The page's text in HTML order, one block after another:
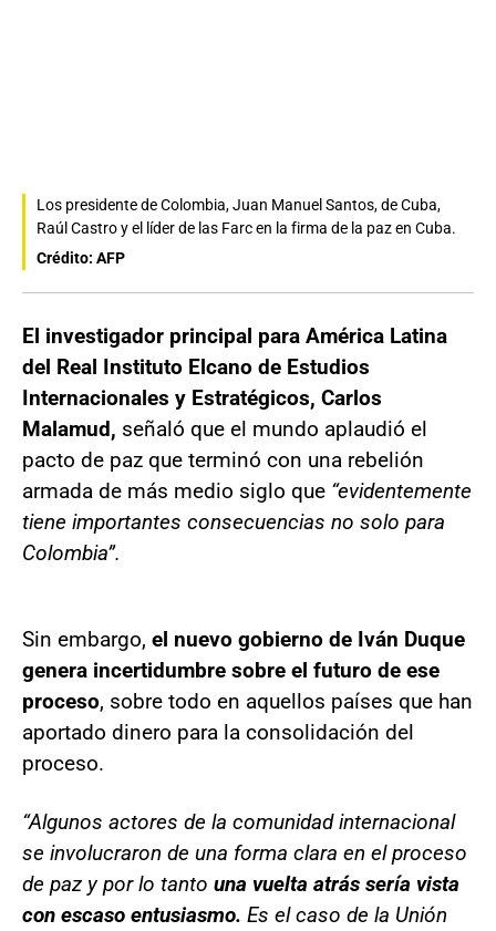
Los presidente de Colombia, Juan Manuel Santos, de Cuba,
Raúl Castro y el líder de las Farc en la firma de la paz en Cuba.
Crédito: AFP
El investigador principal para América Latina
del Real Instituto Elcano de Estudios
Internacionales y Estratégicos, Carlos
Malamud, señaló que el mundo aplaudió el
pacto de paz que terminó con una rebelión
armada de más medio siglo que “evidentemente
tiene importantes consecuencias no solo para
Colombia”.
Sin embargo, el nuevo gobierno de Iván Duque
genera incertidumbre sobre el futuro de ese
proceso, sobre todo en aquellos países que han
aportado dinero para la consolidación del
proceso.
“Algunos actores de la comunidad internacional
se involucraron de una forma clara en el proceso
de paz y por lo tanto una vuelta atrás sería vista
con escaso entusiasmo. Es el caso de la Unión